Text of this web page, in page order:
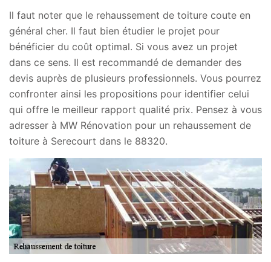
Il faut noter que le rehaussement de toiture coute en
général cher. Il faut bien étudier le projet pour
bénéficier du coût optimal. Si vous avez un projet
dans ce sens. Il est recommandé de demander des
devis auprès de plusieurs professionnels. Vous pourrez
confronter ainsi les propositions pour identifier celui
qui offre le meilleur rapport qualité prix. Pensez à vous
adresser à MW Rénovation pour un rehaussement de
toiture à Serecourt dans le 88320.